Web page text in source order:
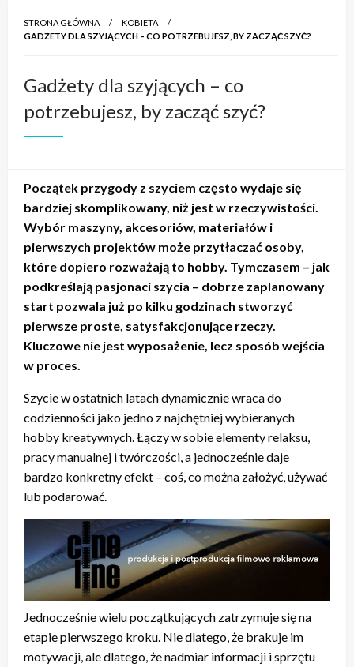
STRONA GŁÓWNA
KOBIETA
GADŻETY DLA SZYJĄCYCH – CO POTRZEBUJESZ, BY ZACZĄĆ SZYĆ?
Gadżety dla szyjących – co
potrzebujesz, by zacząć szyć?
Początek przygody z szyciem często wydaje się
bardziej skomplikowany, niż jest w rzeczywistości.
Wybór maszyny, akcesoriów, materiałów i
pierwszych projektów może przytłaczać osoby,
które dopiero rozważają to hobby. Tymczasem – jak
podkreślają pasjonaci szycia – dobrze zaplanowany
start pozwala już po kilku godzinach stworzyć
pierwsze proste, satysfakcjonujące rzeczy.
Kluczowe nie jest wyposażenie, lecz sposób wejścia
w proces.
Szycie w ostatnich latach dynamicznie wraca do
codzienności jako jedno z najchętniej wybieranych
hobby kreatywnych. Łączy w sobie elementy relaksu,
pracy manualnej i twórczości, a jednocześnie daje
bardzo konkretny efekt – coś, co można założyć, używać
lub podarować.
Jednocześnie wielu początkujących zatrzymuje się na
etapie pierwszego kroku. Nie dlatego, że brakuje im
motywacji, ale dlatego, że nadmiar informacji i sprzętu